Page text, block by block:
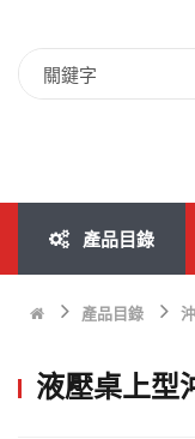
產品目錄
產品目錄
液壓桌上型